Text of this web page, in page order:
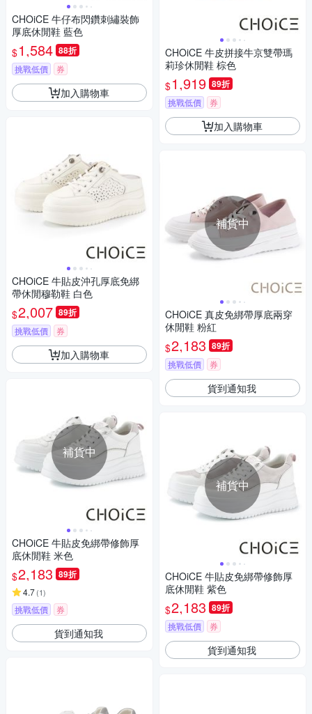
CHOiCE 牛仔布閃鑽刺繡裝飾
厚底休閒鞋 藍色
$1,584 88折
挑戰低價 券
加入購物車
CHOiCE 牛貼皮沖孔厚底免綁
帶休閒穆勒鞋 白色
$2,007 89折
挑戰低價 券
加入購物車
補貨中
CHOiCE 牛貼皮免綁帶修飾厚
底休閒鞋 米色
$2,183 89折
4.7(1)
挑戰低價 券
貨到通知我
CHOiCE 牛皮拼接牛京雙帶瑪
莉珍休閒鞋 棕色
$1,919 89折
挑戰低價 券
加入購物車
補貨中
CHOiCE 真皮免綁帶厚底兩穿
休閒鞋 粉紅
$2,183 89折
挑戰低價 券
貨到通知我
補貨中
CHOiCE 牛貼皮免綁帶修飾厚
底休閒鞋 紫色
$2,183 89折
挑戰低價 券
貨到通知我